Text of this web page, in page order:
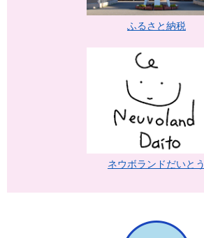
ふるさと納税
ネウボランドだいとう